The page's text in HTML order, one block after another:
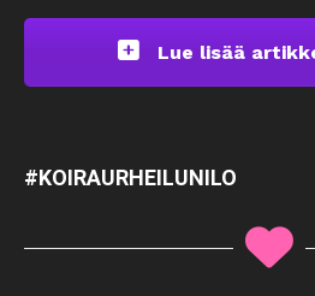
Lue lisää
#KOIRAURHEILUNILO